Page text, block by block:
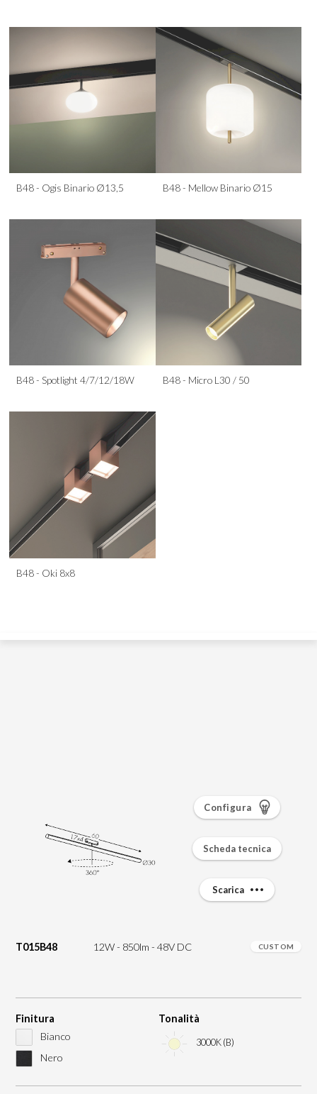
T015B48 12W - 850lm - 48V DC CUSTOM
Finitura
Bianco
Nero
Tonalità
3000K (B)
Configura
Scheda tecnica
Scarica